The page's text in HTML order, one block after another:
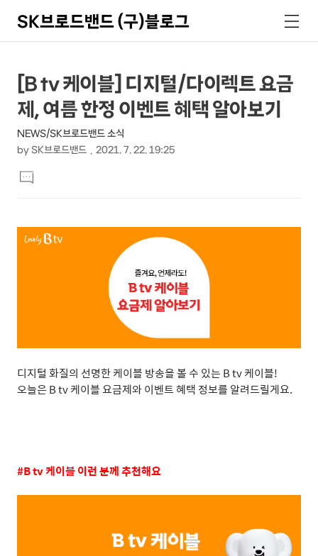
SK브로드밴드 (구)블로그
색
메
뉴
상
세
컨
텐
츠
본
문
제
목
[B tv 케이블] 디지털/다이렉트 요금
제, 여름 한정 이벤트 혜택 알아보기
NEWS/SK브로드밴드 소식
by SK브로드밴드 2021. 7. 22. 19:25
문
댓
글
디지털 화질의 선명한 케이블 방송을 볼 수 있는 B tv케이블!
오늘은 B tv케이블 요금제와 이벤트 혜택 정보를 알려드릴게요.
#B tv케이블 이런 분께 추천해요